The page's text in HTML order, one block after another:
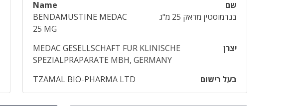
שם
Name
בנדמוסטין מדאק 25 מ"ג
BENDAMUSTINE MEDAC
25 MG
יצרן
MEDAC GESELLSCHAFT FUR KLINISCHE
SPEZIALPRAPARATE MBH, GERMANY
בעל רישום
TZAMAL BIO-PHARMA LTD